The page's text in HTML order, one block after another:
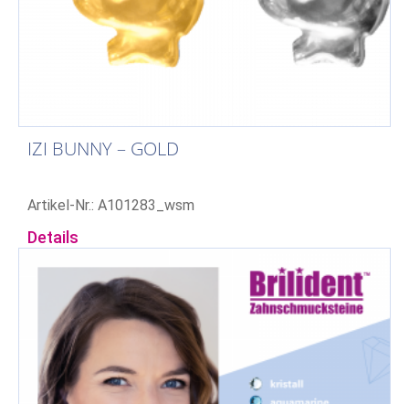
IZI BUNNY – GOLD
Artikel-Nr.: A101283_wsm
Details